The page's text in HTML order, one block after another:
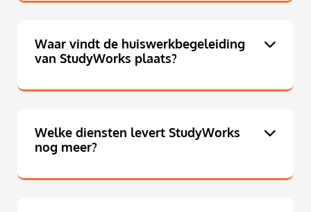
Waar vindt de huiswerkbegeleiding
van StudyWorks plaats?
Welke diensten levert StudyWorks
nog meer?